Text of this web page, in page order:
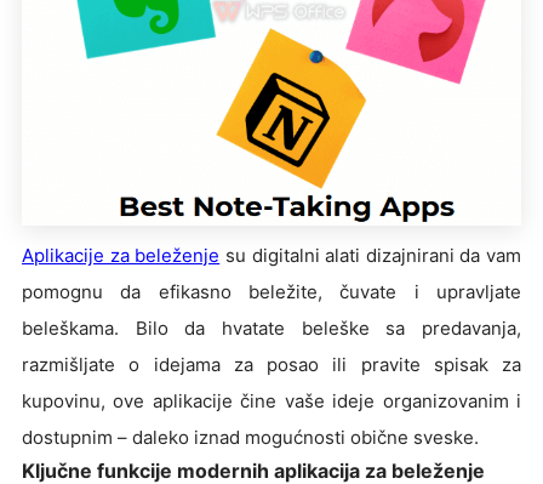
Aplikacije za beleženje su digitalni alati dizajnirani da vam
pomognu da efikasno beležite, čuvate i upravljate
beleškama. Bilo da hvatate beleške sa predavanja,
razmišljate o idejama za posao ili pravite spisak za
kupovinu, ove aplikacije čine vaše ideje organizovanim i
dostupnim – daleko iznad mogućnosti obične sveske.
Ključne funkcije modernih aplikacija za beleženje